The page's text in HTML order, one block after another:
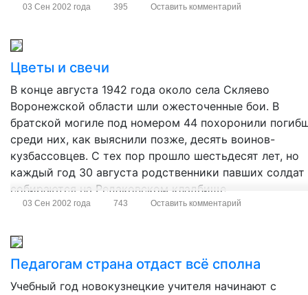
школе…» Во дворе […]
03 Сен 2002 года 395 Оставить комментарий
Цветы и свечи
В конце августа 1942 года около села Скляево
Воронежской области шли ожесточенные бои. В
братской могиле под номером 44 похоронили
среди них, как выяснили позже, десять воинов-
кузбассовцев. С тех пор прошло шестьдесят лет, но
каждый год 30 августа родственники павших солдат
собираются на Редаковском кладбище.
03 Сен 2002 года 743 Оставить комментарий
Педагогам страна отдаст всё сполна
Учебный год новокузнецкие учителя начинают с